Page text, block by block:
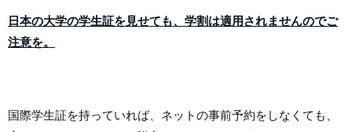
日本の大学の学生証を見せても、学割は適用されませんのでご
注意を。
国際学生証を持っていれば、ネットの事前予約をしなくても、